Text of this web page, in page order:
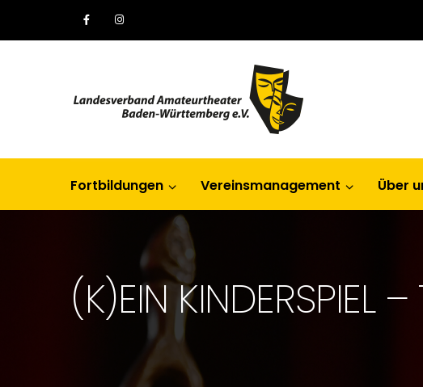
Fortbildungen Vereinsmanagement Über
(K)EIN KINDERSPIEL –